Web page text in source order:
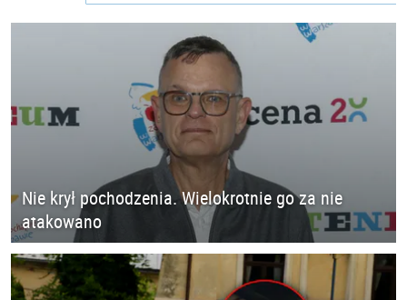
Nie krył pochodzenia. Wielokrotnie go za nie
atakowano